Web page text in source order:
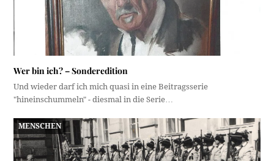
Wer bin ich? – Sonderedition
Und wieder darf ich mich quasi in eine Beitragsserie
"hineinschummeln" - diesmal in die Serie…
MENSCHEN